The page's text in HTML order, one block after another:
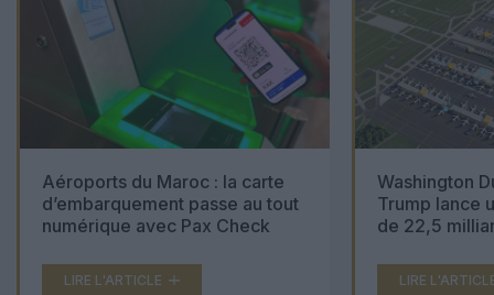
Aéroports du Maroc : la carte
d’embarquement passe au tout
numérique avec Pax Check
LIRE L'ARTICLE
Washington
Trump lance
de 22,5
LIRE